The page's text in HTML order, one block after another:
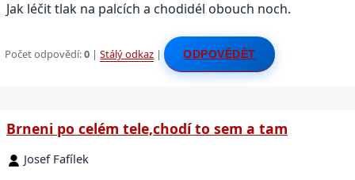
Jak léčit tlak na palcích a chodidél obouch noch.
Počet odpovědí:0 |Stálý odkaz | ODPOVĚDĚT
Brneni po celém tele,chodí to sem a tam
Josef Fafílek